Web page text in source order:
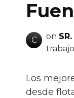
C on
Los
desde